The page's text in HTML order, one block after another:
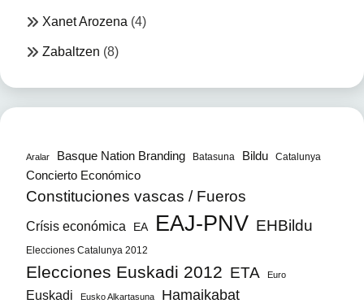
Xanet Arozena (4)
Zabaltzen (8)
Aralar Basque Nation Branding Batasuna Bildu Catalunya
Concierto Económico
Constituciones vascas / Fueros
Crísis económica EA EAJ-PNV EHBildu
Elecciones Catalunya 2012
Elecciones Euskadi 2012 ETA Euro
Euskadi Eusko Alkartasuna Hamaikabat